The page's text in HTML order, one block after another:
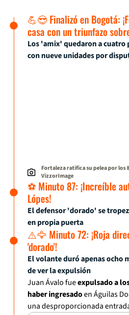
💪😎 Finalizó en Bogotá:
casa con un triunfazo
Los 'amix' quedaron a
con nueve unidades por
Fortaleza ratifica su pelea por los
VizzorImage
⚽ Minuto 87: ¡Increíble
Lópes!
El defensor 'dorado' se
en propia puerta
⚠️🦅 Minuto 72: ¡Roja
'dorado'!
El volante duró apenas ocho
de ver la expulsión
Juan Ávalo fueexpulsado a
haber ingresadoen Águilas
una desproporcionada